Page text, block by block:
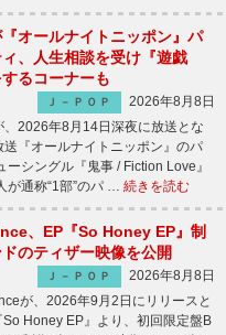
オールナイトニッポン』パ
、人生相談を受け『遊戯
るコーナーも
Ｊ－ＰＯＰ
2026年8月8日
2026年8月14日深夜に放送とな
送『オールナイトニッポン』のパ
シングル『鬼事 / Fiction Love』
が通称“1部”のパ … 続きを読む
、EP『So Honey EP』制
のティザー映像を公開
Ｊ－ＰＯＰ
2026年8月8日
が、2026年9月2日にリリースと
Honey EP』より、初回限定盤B